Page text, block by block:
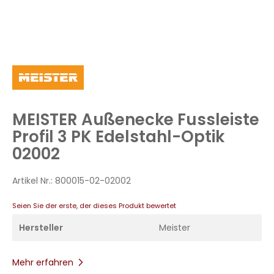
Zum
Anfang
springen
MEISTER Außenecke Fussleiste
Profil 3 PK Edelstahl-Optik
02002
Artikel Nr.: 800015-02-02002
Seien Sie der erste, der dieses Produkt bewertet
Hersteller Meister
Mehr erfahren